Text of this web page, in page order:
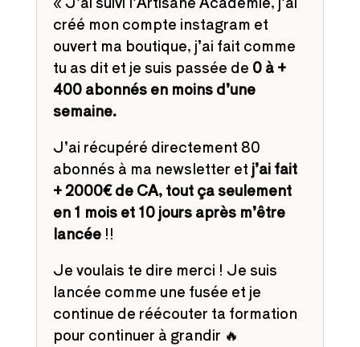
créé mon compte instagram et
ouvert ma boutique, j’ai fait comme
tu as dit et je suis passée de 0 à +
400 abonnés en moins d’une
semaine.
J’ai récupéré directement 80
abonnés à ma newsletter et j’ai fait
+ 2000€ de CA, tout ça seulement
en 1 mois et 10 jours après m’être
lancée!!
Je voulais te dire merci ! Je suis
lancée comme une fusée et je
continue de réécouter ta formation
pour continuer à grandir 🔥